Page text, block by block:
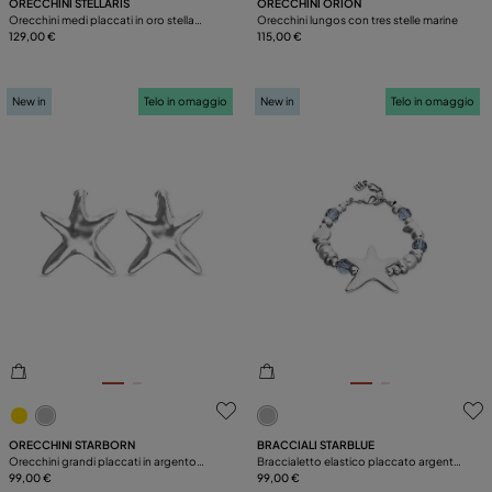
ORECCHINI STELLARIS
Orecchini medi placcati in oro stella
marina
129,00 €
ORECCHINI ORION
Orecchini lungos con tres stelle marine
115,00 €
4,7 su 5 valutazioni dei clienti
New in Telo in omaggio
ORECCHINI STARBORN
Orecchini grandi placcati in argento
stella marina
99,00 €
3,9 su 5 valutazioni dei
New in Telo in omaggio
BRACCIALI STARBLUE
Braccialetto elastico placcato argento
con cristalli blu e stella marina
99,00 €